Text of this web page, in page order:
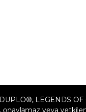
LEGENDS
veya